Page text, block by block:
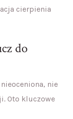
cierpienia
do
nie
Oto kluczowe